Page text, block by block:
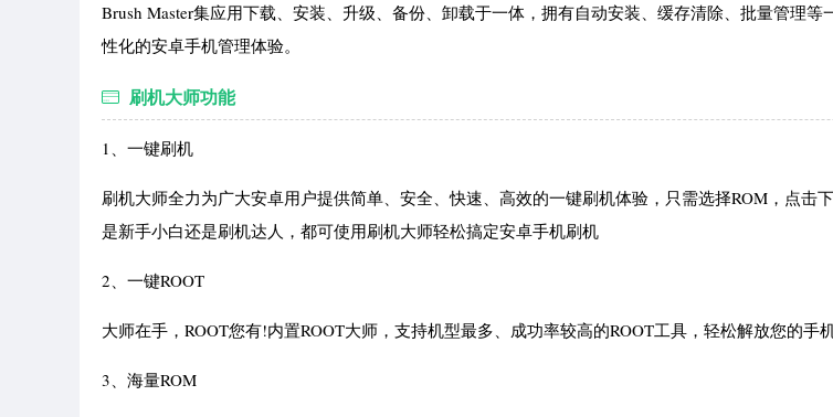
Brush Master集应用下载、安装、升级、备份、卸载于一体，拥有自动安装、缓存清除、批量管理等
性化的安卓手机管理体验。
刷机大师功能
1、一键刷机
刷机大师全力为广大安卓用户提供简单、安全、快速、高效的一键刷机体验，只需选择ROM，点击
是新手小白还是刷机达人，都可使用刷机大师轻松搞定安卓手机刷机
2、一键ROOT
大师在手，ROOT您有!内置ROOT大师，支持机型最多、成功率较高的ROOT工具，轻松解放您的手
3、海量ROM